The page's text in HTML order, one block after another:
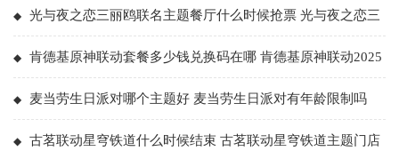
光与夜之恋三丽鸥联名主题餐厅什么时候抢票 光与夜之恋三
肯德基原神联动套餐多少钱兑换码在哪 肯德基原神联动2025
麦当劳生日派对哪个主题好 麦当劳生日派对有年龄限制吗
古茗联动星穹铁道什么时候结束 古茗联动星穹铁道主题门店